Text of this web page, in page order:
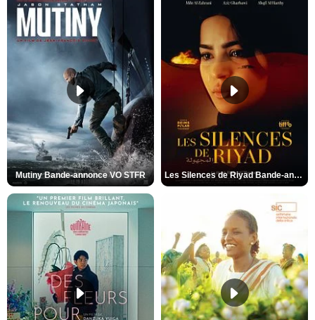
Mutiny Bande-annonce VO STFR Les Silences de Riyad Bande-annonce VO STFR